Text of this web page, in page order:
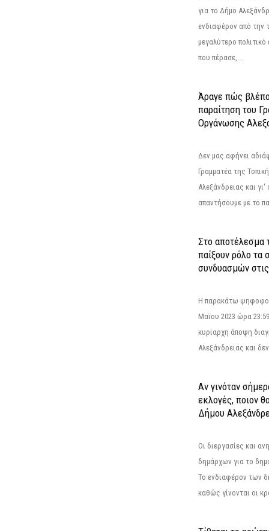
για το Δήμο
ενδιαφέρον από την
μεγαλύτερο
που πέρασε,...
Άραγε πώς
παραίτηση του
Οργάνωσης
Δεν μας αφήνει
Γραμματέα της
Αλεξάνδρειας και γι'
απαντήσουμε με το
Στο αποτέλεσμα
παίξουν ρόλο τα
συνδυασμών
Η παρακάτω
Μαϊου 2023 ώρα
κυρίαρχη άποψη
Αλεξάνδρειας και
Αν γινόταν
εκλογές, ποιον
Δήμου
Οι διεργασίες και
δημάρχων για το
Το ενδιαφέρον των
καθώς γίνονται οι